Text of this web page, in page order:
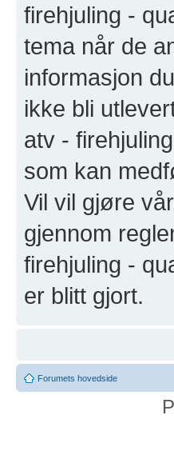
firehjuling -
tema når de
informasjon
ikke bli
atv -
som kan
Vil vil gjøre
gjennom
firehjuling -
er blitt gjort.
Forumets hovedside